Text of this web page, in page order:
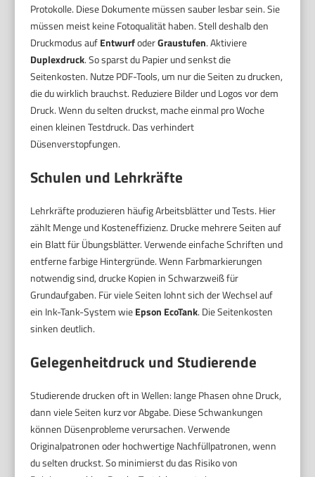
Protokolle. Diese Dokumente müssen sauber lesbar sein. Sie
müssen meist keine Fotoqualität haben. Stell deshalb den
Druckmodus aufEntwurfoderGraustufen. Aktiviere
Duplexdruck. So sparst du Papier und senkst die
Seitenkosten. Nutze PDF-Tools, um nur die Seiten zu drucken,
die du wirklich brauchst. Reduziere Bilder und Logos vor dem
Druck. Wenn du selten druckst, mache einmal pro Woche
einen kleinen Testdruck. Das verhindert
Düsenverstopfungen.
Schulen und Lehrkräfte
Lehrkräfte produzieren häufig Arbeitsblätter und Tests. Hier
zählt Menge und Kosteneffizienz. Drucke mehrere Seiten auf
ein Blatt für Übungsblätter. Verwende einfache Schriften und
entferne farbige Hintergründe. Wenn Farbmarkierungen
notwendig sind, drucke Kopien in Schwarzweiß für
Grundaufgaben. Für viele Seiten lohnt sich der Wechsel auf
ein Ink-Tank-System wieEpson EcoTank. Die Seitenkosten
sinken deutlich.
Gelegenheitdruck und Studierende
Studierende drucken oft in Wellen: lange Phasen ohne Druck,
dann viele Seiten kurz vor Abgabe. Diese Schwankungen
können Düsenprobleme verursachen. Verwende
Originalpatronen oder hochwertige Nachfüllpatronen, wenn
du selten druckst. So minimierst du das Risiko von